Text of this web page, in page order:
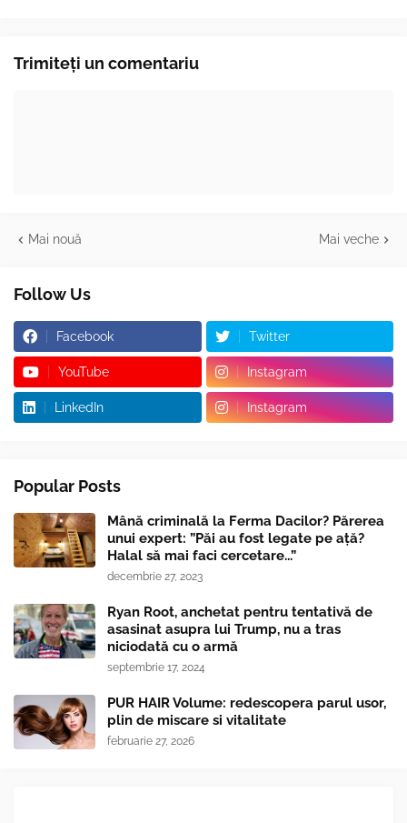
Trimiteți un comentariu
Mai nouă Mai veche
Follow Us
Facebook Twitter
YouTube Instagram
LinkedIn Instagram
Popular Posts
Mână criminală la Ferma Dacilor? Părerea
unui expert: ”Păi au fost legate pe ață?
Halal să mai faci cercetare...”
decembrie 27, 2023
Ryan Root, anchetat pentru tentativă de
asasinat asupra lui Trump, nu a tras
niciodată cu o armă
septembrie 17, 2024
PUR HAIR Volume: redescopera parul usor,
plin de miscare si vitalitate
februarie 27, 2026